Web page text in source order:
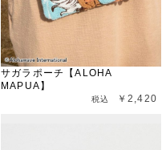
サガラポーチ【ALOHA
MAPUA】
￥2,420